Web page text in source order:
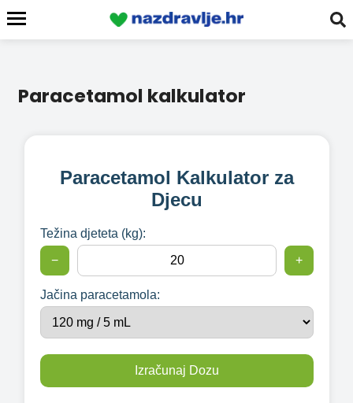
Paracetamol kalkulator